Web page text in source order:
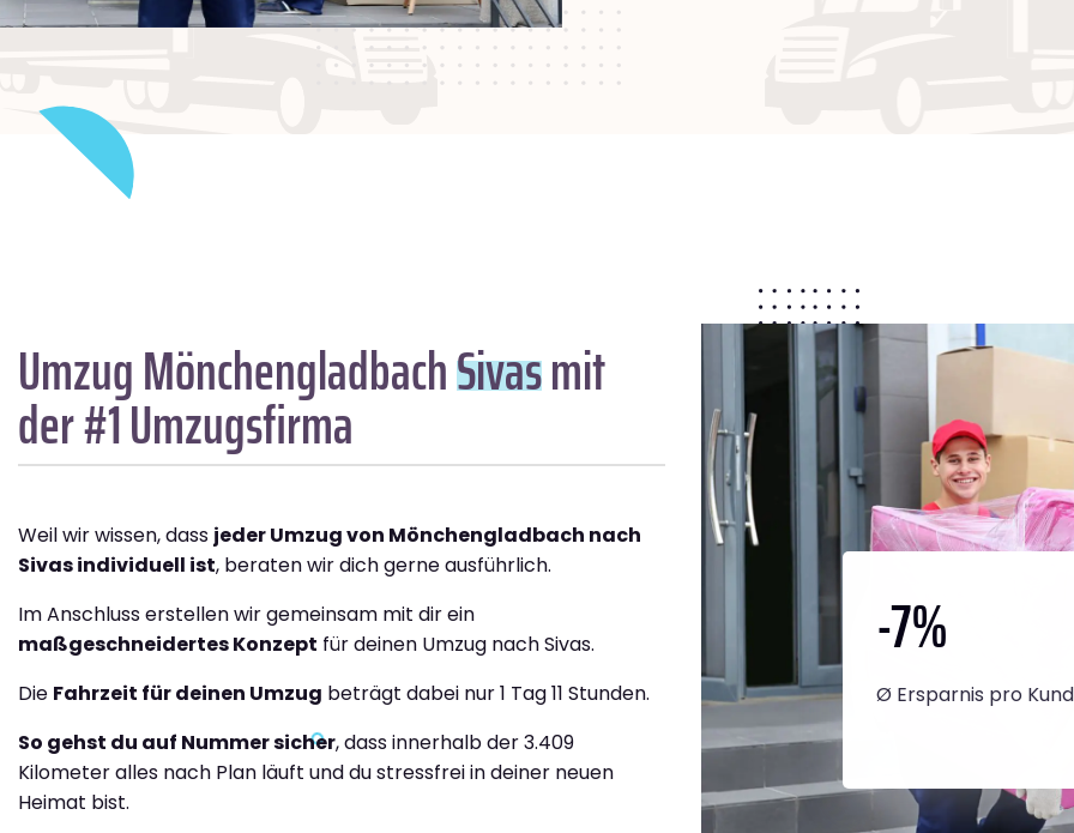
Umzug MönchengladbachSivasmit
der #1 Umzugsfirma
Weil wir wissen, dass jeder Umzug von Mönchengladbach nach
Sivas individuell ist, beraten wir dich gerne ausführlich.
Im Anschluss erstellen wir gemeinsam mit dir ein
maßgeschneidertes Konzept für deinen Umzug nach Sivas.
Die Fahrzeit für deinen Umzug beträgt dabei nur 1 Tag 11 Stunden.
So gehst du auf Nummer sicher, dass innerhalb der 3.409
Kilometer alles nach Plan läuft und du stressfrei in deiner neuen
Heimat bist.
-7%
Ø Ersparnis pro